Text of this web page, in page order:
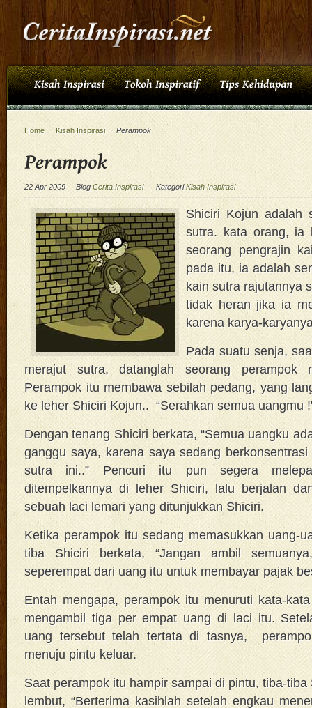
Home ~ Kisah Inspirasi ~ Perampok
22 Apr 2009 BlogCerita Inspirasi KategoriKisah Inspirasi
Shiciri Kojun adalah
sutra. kata orang, ia
seorang pengrajin
pada itu, ia adalah
kain sutra rajutannya
tidak heran jika ia
karena karya-
Pada suatu senja,
merajut sutra, datanglah seorang perampok
Perampok itu membawa sebilah pedang, yang
ke leher Shiciri Kojun.. “Serahkan semua uangmu
Dengan tenang Shiciri berkata, “Semua uangku
ganggu saya, karena saya sedang
sutra ini..” Pencuri itu pun segera
ditempelkannya di leher Shiciri, lalu berjalan
sebuah laci lemari yang ditunjukkan Shiciri.
Ketika perampok itu sedang memasukkan uang-
tiba Shiciri berkata, “Jangan ambil
seperempat dari uang itu untuk membayar pajak
Entah mengapa, perampok itu menuruti kata-
mengambil tiga per empat uang di laci itu.
uang tersebut telah tertata di tasnya,
menuju pintu keluar.
Saat perampok itu hampir sampai di pintu, tiba-
lembut, “Berterima kasihlah setelah engkau